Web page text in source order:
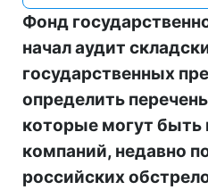
Фонд
начал аудит
государственных
определить
которые могут
компаний, недавно
российских